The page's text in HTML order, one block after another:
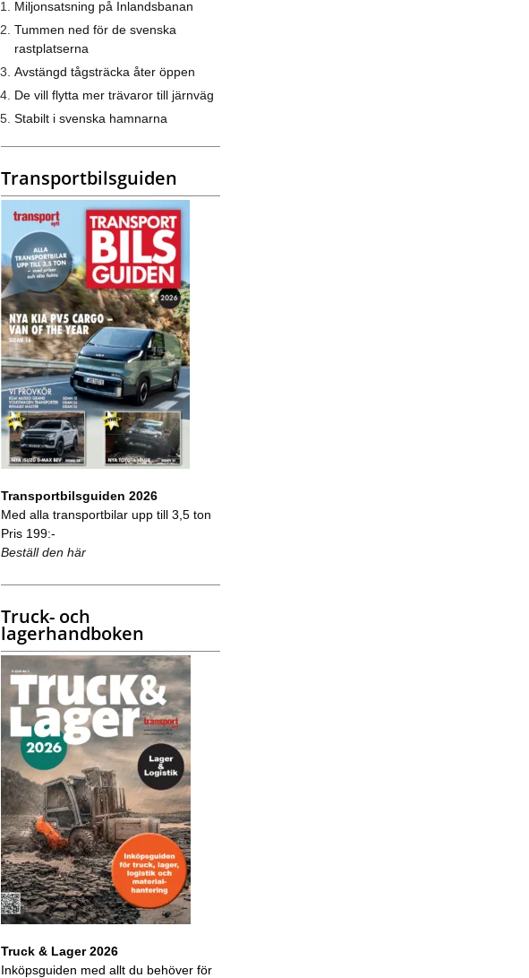
Miljonsatsning på Inlandsbanan
Tummen ned för de svenska
rastplatserna
Avstängd tågsträcka åter öppen
De vill flytta mer trävaror till järnväg
Stabilt i svenska hamnarna
Transportbilsguiden
Transportbilsguiden 2026
Med alla transportbilar upp till 3,5 ton
Pris 199:-
Beställ den här
Truck- och
lagerhandboken
Truck & Lager 2026
Inköpsguiden med allt du behöver för